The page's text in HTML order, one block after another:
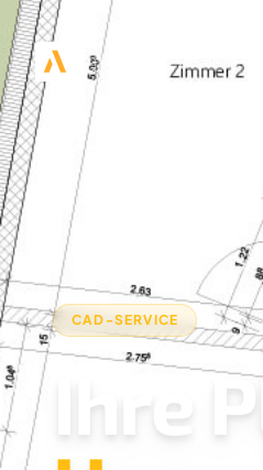
CAD-SERVICE
Ihre